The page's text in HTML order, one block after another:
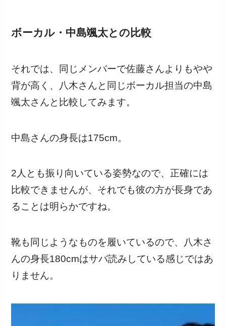
ボーカル・中島颯太との比較
それでは、同じメンバーで佐藤さんよりもやや
背が高く、八木さんと同じボーカル担当の中島
颯太さんと比較してみます。
中島さんの身長は175cm。
2人とも振り向いている姿勢なので、正確には
比較できませんが、それでも彼の方が長身であ
ることは明らかですね。
靴も同じようなものを履いているので、八木さ
んの身長180cmはサバ読みしている感じではあ
りません。